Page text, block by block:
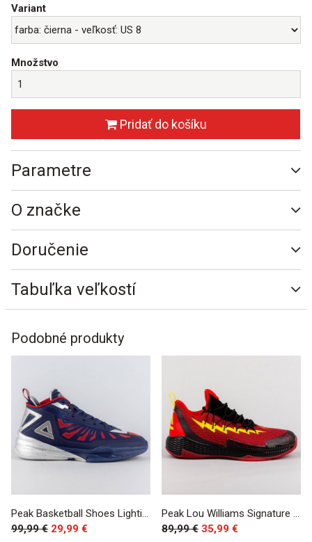
Variant
Množstvo
Pridať do košíku
Parametre
O značke
Doručenie
Tabuľka veľkostí
Podobné produkty
Peak Basketball Shoes Lighting III Navy/Silver
99,99 € 29,99 €
Peak Lou Williams Signature Basketball Shoes Lighting Red/Black
89,99 € 35,99 €